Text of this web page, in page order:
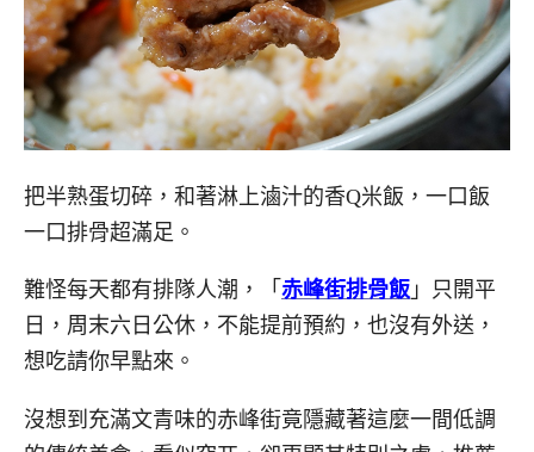
把半熟蛋切碎，和著淋上滷汁的香Q米飯，一口飯
一口排骨超滿足。
難怪每天都有排隊人潮，「 赤峰街排骨飯 」只開平
日，周末六日公休，不能提前預約，也沒有外送，
想吃請你早點來。
沒想到充滿文青味的赤峰街竟隱藏著這麼一間低調